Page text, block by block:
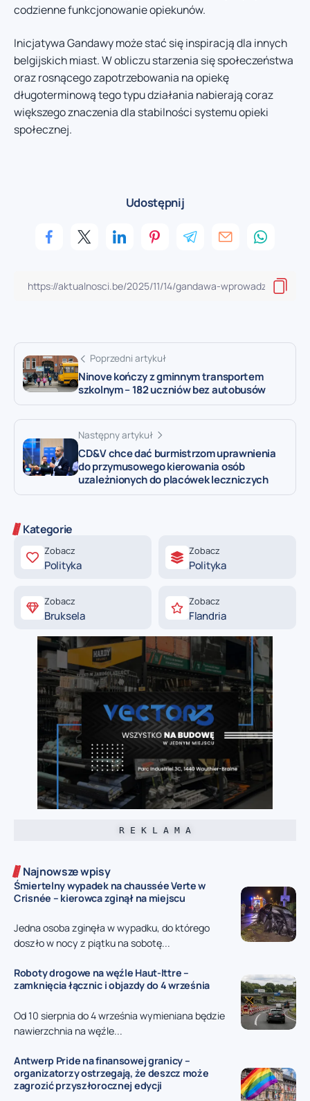
codzienne funkcjonowanie opiekunów.
Inicjatywa Gandawy może stać się inspiracją dla innych
belgijskich miast. W obliczu starzenia się społeczeństwa
oraz rosnącego zapotrzebowania na opiekę
długoterminową tego typu działania nabierają coraz
większego znaczenia dla stabilności systemu opieki
społecznej.
Udostępnij
Poprzedni artykuł
Ninove kończy z gminnym transportem
szkolnym – 182 uczniów bez autobusów
Następny artykuł
CD&V chce dać burmistrzom uprawnienia
do przymusowego kierowania osób
uzależnionych do placówek leczniczych
Kategorie
Zobacz
Polityka
Zobacz
Polityka
Zobacz
Bruksela
Zobacz
Flandria
R E K L A M A
Najnowsze wpisy
Śmiertelny wypadek na chaussée Verte w
Crisnée – kierowca zginął na miejscu
Jedna osoba zginęła w wypadku, do którego
doszło w nocy z piątku na sobotę...
Roboty drogowe na węźle Haut-Ittre –
zamknięcia łącznic i objazdy do 4 września
Od 10 sierpnia do 4 września wymieniana będzie
nawierzchnia na węźle...
Antwerp Pride na finansowej granicy –
organizatorzy ostrzegają, że deszcz może
zagrozić przyszłorocznej edycji